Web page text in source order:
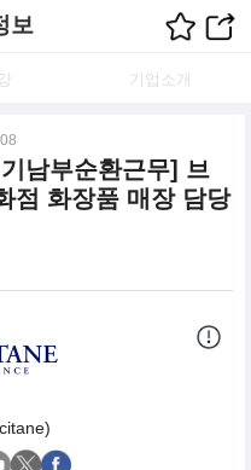
보
기업소개
남부순환근무] 브
점 화장품 매장 담당